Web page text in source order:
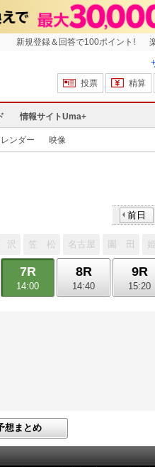
新規登録＆回答で100ポイント!
投票
精算
情報サイトUma+
ンダー 映像
前日
沢 笠 松 名古屋 園 田
7R
14:00
8R
14:40
9R
15:20
想まとめ